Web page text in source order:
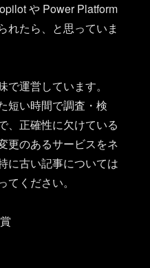
や Power Platform
れたら、と思っていま
運営しています。
短い時間で調査・検
、正確性に欠けている
更のあるサービスをネ
に古い記事については
ください。